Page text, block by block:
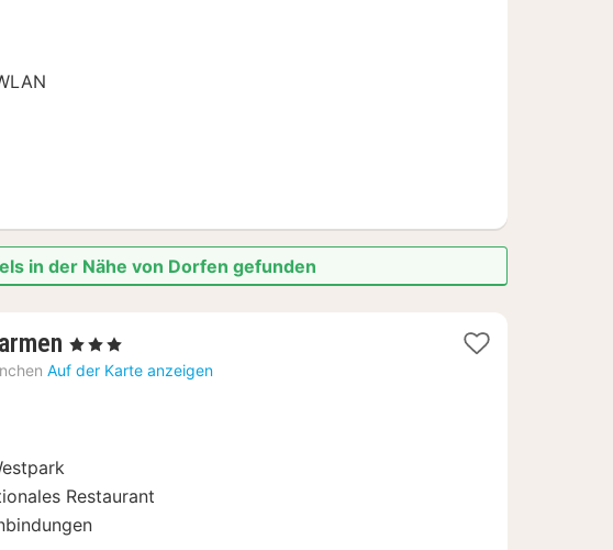
in der Nähe von Dorfen gefunden
3
Nächte
, 3 Sterne
Auf der Karte anzeigen
Restaurant